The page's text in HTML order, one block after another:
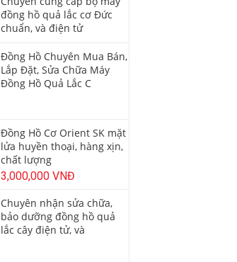
đồng hồ quả lắc cơ Đức
chuẩn, và điện tử
Đồng Hồ Chuyên Mua Bán,
Lắp Đặt, Sửa Chữa Máy
Đồng Hồ Quả Lắc C
Đồng Hồ Cơ Orient SK mặt
lửa huyền thoại, hàng xịn,
chất lượng
3,000,000 VNĐ
Chuyên nhận sửa chữa,
bảo dưỡng đồng hồ quả
lắc cây điện tử, và